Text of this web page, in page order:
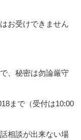
お受けできません
、秘密は勿論厳守
まで（受付は10:00
相談が出来ない場